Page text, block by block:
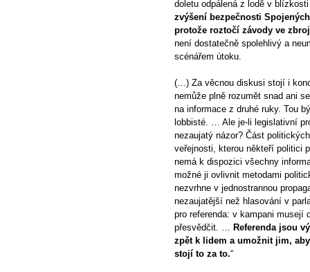
doletu odpálená z lodě v
zvýšení bezpečnosti
protože roztočí závody ve
není dostatečně spolehlivý a
scénářem útoku.
(…) Za věcnou diskusi stojí i
nemůže plně rozumět snad ani
na informace z druhé ruky. Tou
lobbisté. … Ale je-li legislativní
nezaujatý názor? Část
veřejnosti, kterou někteří politici
nemá k dispozici všechny
možné ji ovlivnit metodami
nezvrhne v jednostrannou
nezaujatější než hlasování v
pro referenda: v kampani musejí
přesvědčit. … Referenda jsou
zpět k lidem a umožnit jim,
stojí to za to.“